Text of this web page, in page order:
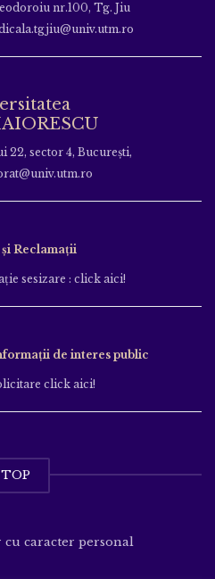
nr.100, Tg. Jiu
22, sector 4, București,
și Reclamații
sesizare : click aici!
de interes public
click aici!
TOP
caracter personal